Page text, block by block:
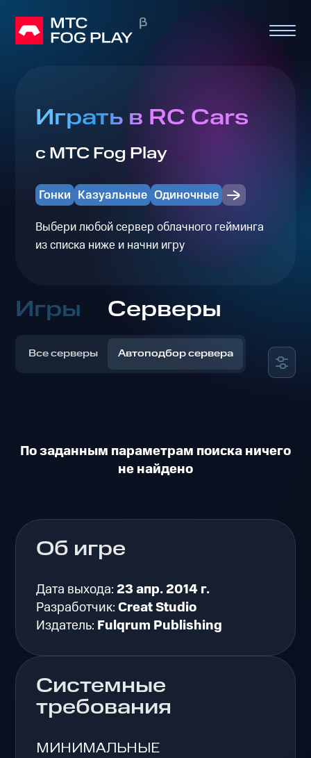
Играть в RC Cars
с МТС Fog Play
Гонки Казуальные Одиночные
Выбери любой сервер облачного гейминга
из списка ниже и начни игру
Игры Серверы
Все серверы Автоподбор сервера
По заданным параметрам поиска ничего
не найдено
Об игре
Дата выхода: 23 апр. 2014 г.
Разработчик:Creat Studio
Издатель: Fulqrum Publishing
Системные
требования
МИНИМАЛЬНЫЕ